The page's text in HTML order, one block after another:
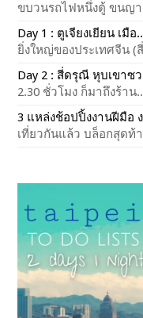
ขบวนรถไฟหนึ่งตู้ ขนญ
Day 1 : ตูเจียงเยียน เมือ
ยิ่งใหญ่ของประเทศจีน (
Day 2 : สี่ดรุณี หุบเขาซว
2.30 ชั่วโมง ก็มาถึงร้าน
3 แหล่งช้อปปิ้งงานฝีมือ
เที่ยวกันแล้ว บล็อกสุดท้